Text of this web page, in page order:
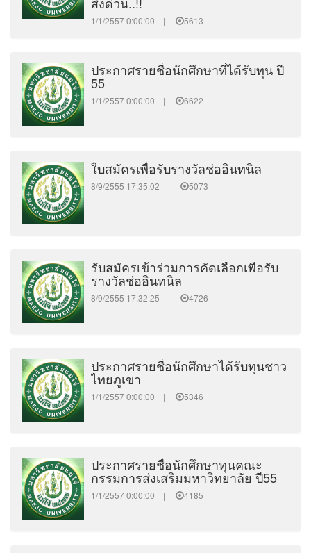
1/1/2557 0:00:00 | 5613
ประกาศรายชื่อนักศึกษาที่ได้รับทุน ปี
55
1/1/2557 0:00:00 | 6622
ใบสมัครเพื่อรับรางวัลช่ออินทนิล
8/9/2555 17:35:02 | 5073
รับสมัครเข้าร่วมการคัดเลือกเพื่อรับ
รางวัลช่ออินทนิล
8/9/2555 17:32:25 | 4726
ประกาศรายชื่อนักศึกษาได้รับทุนชาว
ไทยภูเขา
1/1/2557 0:00:00 | 5346
ประกาศรายชื่อนักศึกษาทุนคณะ
กรรมการส่งเสริมมหาวิทยาลัย ปี55
1/1/2557 0:00:00 | 4185